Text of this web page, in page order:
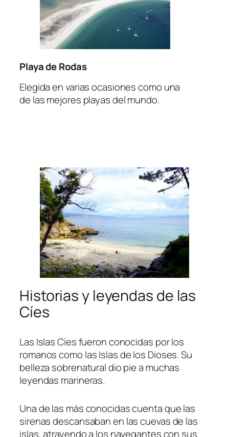
Playa de Rodas
Elegida en varias ocasiones como una
de las mejores playas del mundo.
Historias y leyendas de las
Cíes
Las Islas Cíes fueron conocidas por los
romanos como las Islas de los Dioses. Su
belleza sobrenatural dio pie a muchas
leyendas marineras.
Una de las más conocidas cuenta que las
sirenas descansaban en las cuevas de las
islas, atrayendo a los navegantes con sus